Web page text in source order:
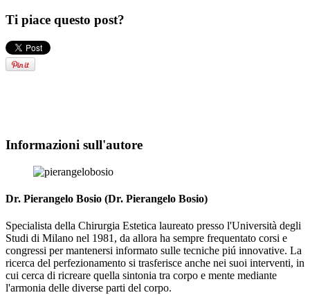
Ti piace questo post?
Informazioni sull'autore
Dr. Pierangelo Bosio (Dr. Pierangelo Bosio)
Specialista della Chirurgia Estetica laureato presso l'Università degli
Studi di Milano nel 1981, da allora ha sempre frequentato corsi e
congressi per mantenersi informato sulle tecniche piú innovative. La
ricerca del perfezionamento si trasferisce anche nei suoi interventi, in
cui cerca di ricreare quella sintonia tra corpo e mente mediante
l'armonia delle diverse parti del corpo.